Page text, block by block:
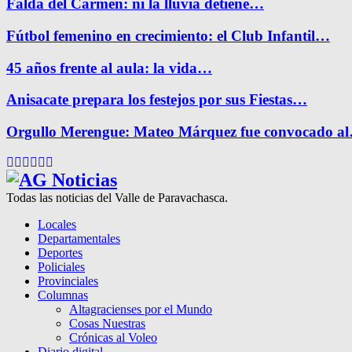
Falda del Carmen: ni la lluvia detiene…
Fútbol femenino en crecimiento: el Club Infantil…
45 años frente al aula: la vida…
Anisacate prepara los festejos por sus Fiestas…
Orgullo Merengue: Mateo Márquez fue convocado
Facebook
Twitter
Instagram
Pinterest
Google
Todas las noticias del Valle de Paravachasca.
Locales
Departamentales
Deportes
Policiales
Provinciales
Columnas
Altagracienses por el Mundo
Cosas Nuestras
Crónicas al Voleo